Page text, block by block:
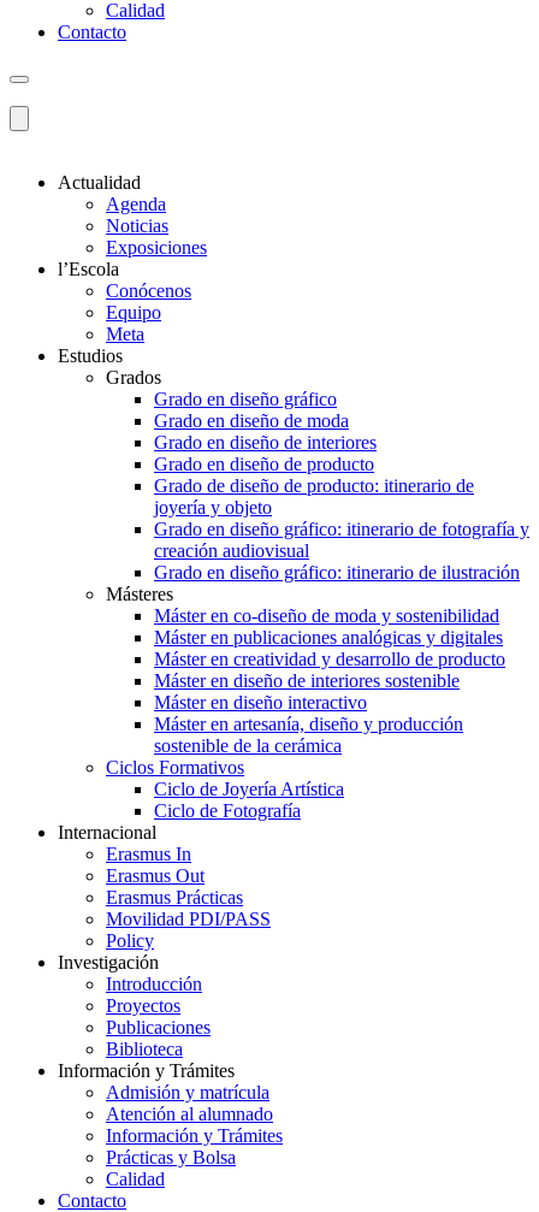
Calidad
Contacto
Actualidad
Agenda
Noticias
Exposiciones
l’Escola
Conócenos
Equipo
Meta
Estudios
Grados
Grado en diseño gráfico
Grado en diseño de moda
Grado en diseño de interiores
Grado en diseño de producto
Grado de diseño de producto: itinerario de
joyería y objeto
Grado en diseño gráfico: itinerario de fotografía y
creación audiovisual
Grado en diseño gráfico: itinerario de ilustración
Másteres
Máster en co-diseño de moda y sostenibilidad
Máster en publicaciones analógicas y digitales
Máster en creatividad y desarrollo de producto
Máster en diseño de interiores sostenible
Máster en diseño interactivo
Máster en artesanía, diseño y producción
sostenible de la cerámica
Ciclos Formativos
Ciclo de Joyería Artística
Ciclo de Fotografía
Internacional
Erasmus In
Erasmus Out
Erasmus Prácticas
Movilidad PDI/PASS
Policy
Investigación
Introducción
Proyectos
Publicaciones
Biblioteca
Información y Trámites
Admisión y matrícula
Atención al alumnado
Información y Trámites
Prácticas y Bolsa
Calidad
Contacto